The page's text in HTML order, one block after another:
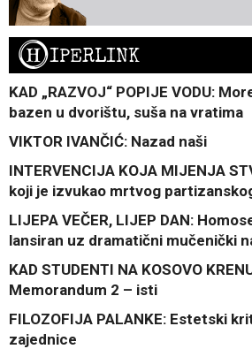
HIPERLINK
KAD „RAZVOJ“ POPIJE VODU:
bazen u dvorištu, suša na vratima
VIKTOR IVANČIĆ: Nazad naši
INTERVENCIJA KOJA MIJENJA
koji je izvukao mrtvog
LIJEPA VEČER, LIJEP DAN:
lansiran uz dramatični mučenički
KAD STUDENTI NA KOSOVO
Memorandum 2 – isti
FILOZOFIJA PALANKE: Estetski
zajednice